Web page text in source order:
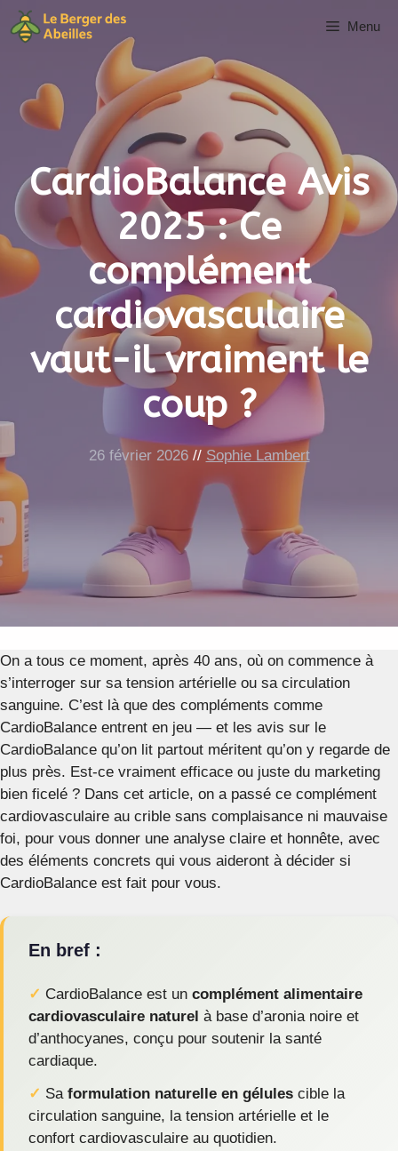
Aller
au
Menu
CardioBalance Avis
2025 : Ce
complément
cardiovasculaire
vaut-il vraiment le
coup ?
26 février 2026 // Sophie Lambert
On a tous ce moment, après 40 ans, où on commence à
s’interroger sur sa tension artérielle ou sa circulation
sanguine. C’est là que des compléments comme
CardioBalance entrent en jeu — et les avis sur le
CardioBalance qu’on lit partout méritent qu’on y regarde de
plus près. Est-ce vraiment efficace ou juste du marketing
bien ficelé ? Dans cet article, on a passé ce complément
cardiovasculaire au crible sans complaisance ni mauvaise
foi, pour vous donner une analyse claire et honnête, avec
des éléments concrets qui vous aideront à décider si
CardioBalance est fait pour vous.
En bref :
✓ CardioBalance est un complément alimentaire
cardiovasculaire naturel à base d’aronia noire et
d’anthocyanes, conçu pour soutenir la santé
cardiaque.
✓ Sa formulation naturelle en gélules cible la
circulation sanguine, la tension artérielle et le
confort cardiovasculaire au quotidien.